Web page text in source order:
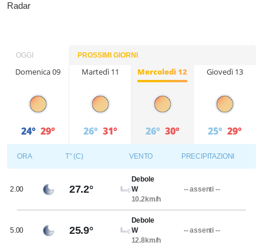
Radar
OGGI PROSSIMI GIORNI
Domenica 09
24° 29°
Lunedì 10
25° 31°
Martedì 11
26° 31°
Mercoledì 12
26° 30°
Giovedì 13
25° 29°
ORA T° (C) VENTO PRECIPITAZIONI
2.00 27.2°
Debole
W
10.2km/h
-- assenti --
5.00 25.9°
Debole
W
12.8km/h
-- assenti --